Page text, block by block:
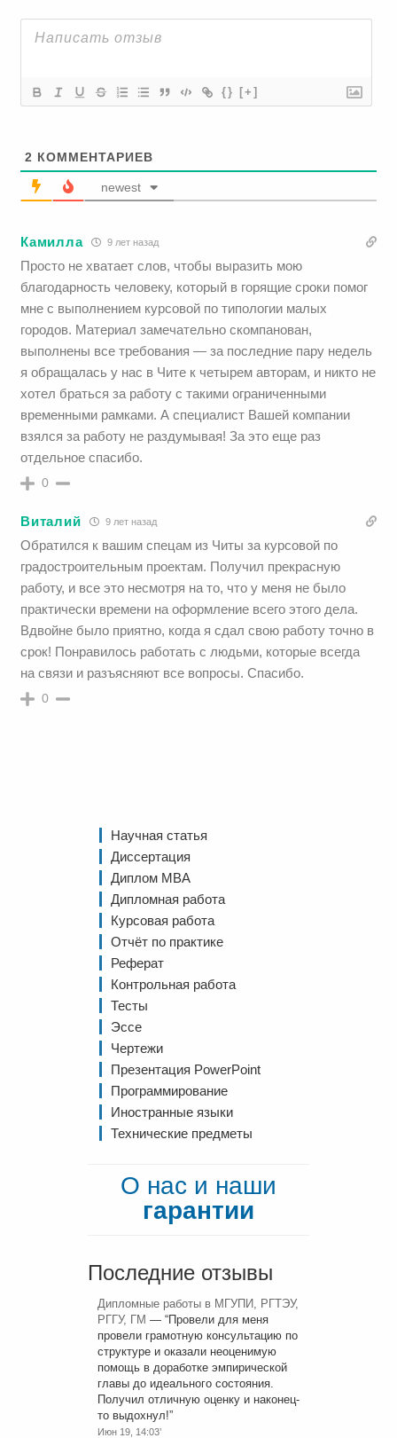
{} [+]
2 КОММЕНТАРИЕВ
newest
Камилла 9 лет назад
Просто не хватает слов, чтобы выразить мою
благодарность человеку, который в горящие сроки помог
мне с выполнением курсовой по типологии малых
городов. Материал замечательно скомпанован,
выполнены все требования — за последние пару недель
я обращалась у нас в Чите к четырем авторам, и никто не
хотел браться за работу с такими ограниченными
временными рамками. А специалист Вашей компании
взялся за работу не раздумывая! За это еще раз
отдельное спасибо.
0
Виталий 9 лет назад
Обратился к вашим спецам из Читы за курсовой по
градостроительным проектам. Получил прекрасную
работу, и все это несмотря на то, что у меня не было
практически времени на оформление всего этого дела.
Вдвойне было приятно, когда я сдал свою работу точно в
срок! Понравилось работать с людьми, которые всегда
на связи и разъясняют все вопросы. Спасибо.
0
Научная статья
Диссертация
Диплом MBA
Дипломная работа
Курсовая работа
Отчёт по практике
Реферат
Контрольная работа
Тесты
Эссе
Чертежи
Презентация PowerPoint
Программирование
Иностранные языки
Технические предметы
О нас и наши
гарантии
Последние отзывы
Дипломные работы в МГУПИ, РГТЭУ,
РГГУ, ГМ — “Провели для меня
провели грамотную консультацию по
структуре и оказали неоценимую
помощь в доработке эмпирической
главы до идеального состояния.
Получил отличную оценку и наконец-
то выдохнул!”
Июн 19, 14:03’